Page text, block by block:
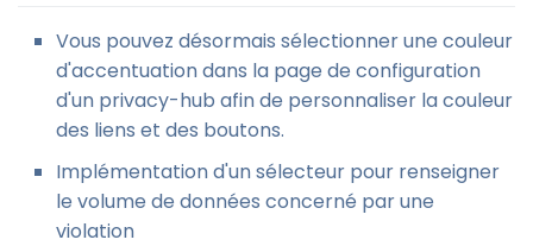
Vous pouvez désormais sélectionner une couleur
d'accentuation dans la page de configuration
d'un privacy-hub afin de personnaliser la couleur
des liens et des boutons.
Implémentation d'un sélecteur pour renseigner
le volume de données concerné par une
violation